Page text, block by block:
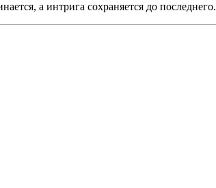
а интрига сохраняется до последнего.